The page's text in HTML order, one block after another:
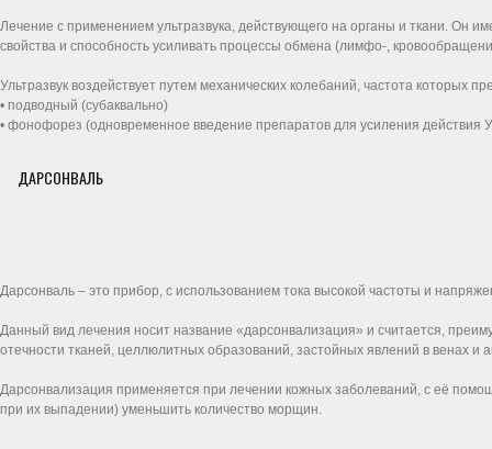
Лечение с применением ультразвука, действующего на органы и ткани. Он
свойства и способность усиливать процессы обмена (лимфо-,
Ультразвук воздействует путем механических колебаний, частота которых
• подводный (субаквально)
• фонофорез (одновременное введение препаратов для усиления действия
ДАРСОНВАЛЬ
Дарсонваль – это прибор, с использованием тока высокой частоты и
Данный вид лечения носит название «дарсонвализация» и считается,
отечности тканей, целлюлитных образований, застойных явлений в венах и
Дарсонвализация применяется при лечении кожных заболеваний, с её
при их выпадении) уменьшить количество морщин.